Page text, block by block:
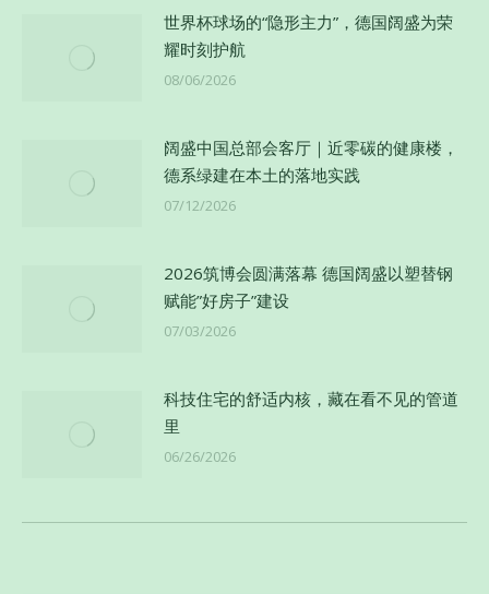
世界杯球场的“隐形主力”，德国阔盛为荣
耀时刻护航
08/06/2026
阔盛中国总部会客厅｜近零碳的健康楼，
德系绿建在本土的落地实践
07/12/2026
2026筑博会圆满落幕 德国阔盛以塑替钢
赋能”好房子”建设
07/03/2026
科技住宅的舒适内核，藏在看不见的管道
里
06/26/2026